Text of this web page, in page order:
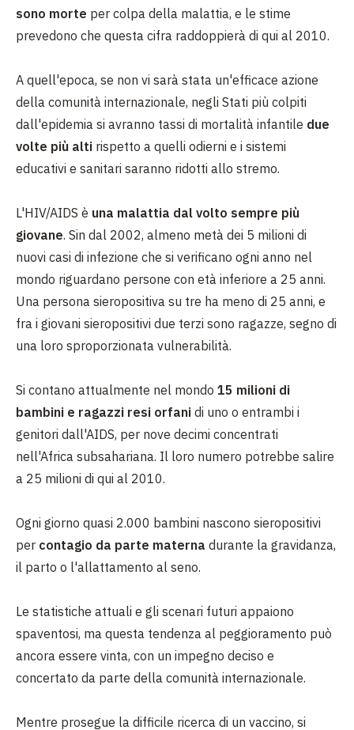
sono morte per colpa della malattia, e le stime
prevedono che questa cifra raddoppierà di qui al 2010.
A quell'epoca, se non vi sarà stata un'efficace azione
della comunità internazionale, negli Stati più colpiti
dall'epidemia si avranno tassi di mortalità infantile due
volte più alti rispetto a quelli odierni e i sistemi
educativi e sanitari saranno ridotti allo stremo.
L'HIV/AIDS è una malattia dal volto sempre più
giovane. Sin dal 2002, almeno metà dei 5 milioni di
nuovi casi di infezione che si verificano ogni anno nel
mondo riguardano persone con età inferiore a 25 anni.
Una persona sieropositiva su tre ha meno di 25 anni, e
fra i giovani sieropositivi due terzi sono ragazze, segno di
una loro sproporzionata vulnerabilità.
Si contano attualmente nel mondo 15 milioni di
bambini e ragazzi resi orfani di uno o entrambi i
genitori dall'AIDS, per nove decimi concentrati
nell'Africa subsahariana. Il loro numero potrebbe salire
a 25 milioni di qui al 2010.
Ogni giorno quasi 2.000 bambini nascono sieropositivi
per contagio da parte materna durante la gravidanza,
il parto o l'allattamento al seno.
Le statistiche attuali e gli scenari futuri appaiono
spaventosi, ma questa tendenza al peggioramento può
ancora essere vinta, con un impegno deciso e
concertato da parte della comunità internazionale.
Mentre prosegue la difficile ricerca di un vaccino, si